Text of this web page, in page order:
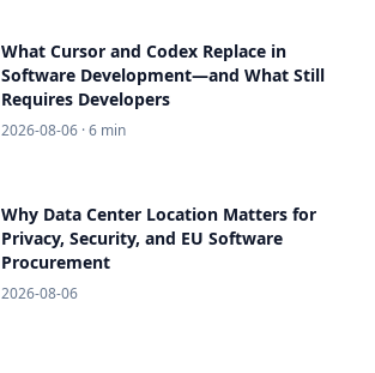
What Cursor and Codex Replace in
Software Development—and What Still
Requires Developers
2026-08-06 · 6 min
Why Data Center Location Matters for
Privacy, Security, and EU Software
Procurement
2026-08-06